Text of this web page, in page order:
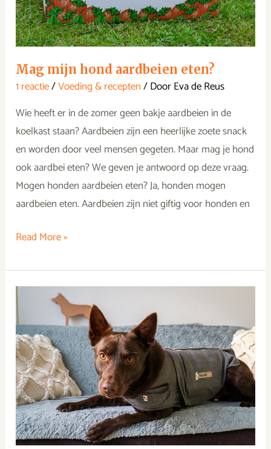
Mag mijn hond aardbeien eten?
1 reactie/Voeding & recepten/ DoorEva de Reus
Wie heeft er in de zomer geen bakje aardbeien in de
koelkast staan? Aardbeien zijn een heerlijke zoete snack
en worden door veel mensen gegeten. Maar mag je hond
ook aardbei eten? We geven je antwoord op deze vraag.
Mogen honden aardbeien eten? Ja, honden mogen
aardbeien eten. Aardbeien zijn niet giftig voor honden en
Read More »
Een
ThunderShirt
voor
je
hond:
wat
is
het
+